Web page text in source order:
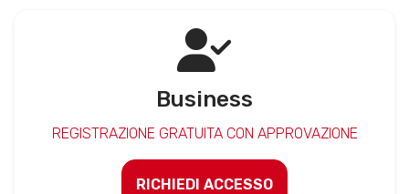
Business
REGISTRAZIONE GRATUITA CON APPROVAZIONE
RICHIEDI ACCESSO